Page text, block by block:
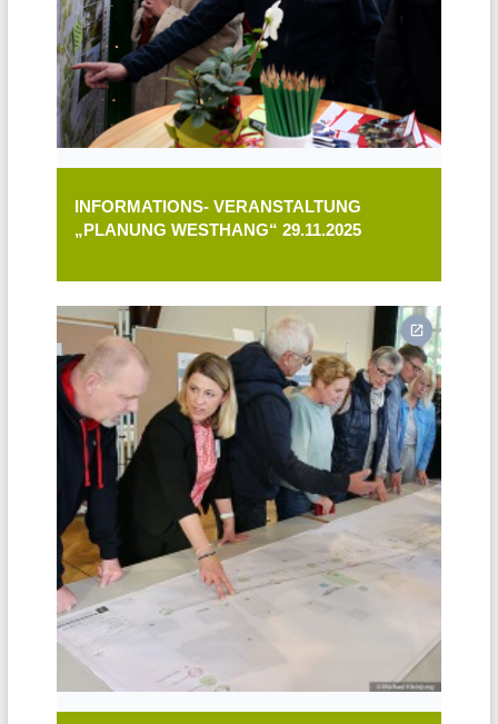
INFORMATIONS- VERANSTALTUNG
„PLANUNG WESTHANG“ 29.11.2025